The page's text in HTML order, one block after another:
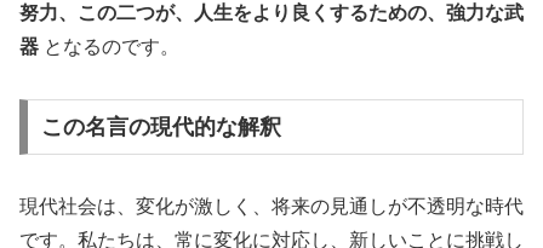
努力、この二つが、人生をより良くするための、強力な武
器 となるのです。
この名言の現代的な解釈
現代社会は、変化が激しく、将来の見通しが不透明な時代
です。私たちは、常に変化に対応し、新しいことに挑戦し